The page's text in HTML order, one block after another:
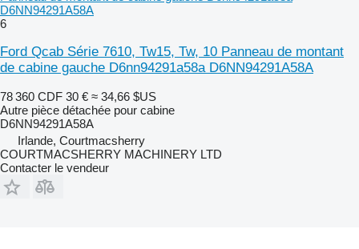
D6NN94291A58A
6
Ford Qcab Série 7610, Tw15, Tw, 10 Panneau de montant
de cabine gauche D6nn94291a58a D6NN94291A58A
78 360 CDF 30 € ≈ 34,66 $US
Autre pièce détachée pour cabine
D6NN94291A58A
Irlande, Courtmacsherry
COURTMACSHERRY MACHINERY LTD
Contacter le vendeur